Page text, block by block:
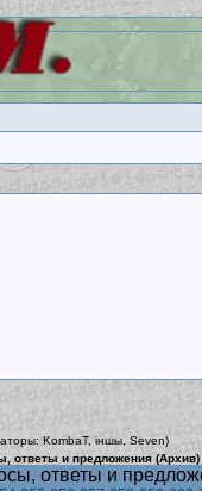
KombaT,iншы Seven)
ответы и предложения (Архив)
ответы и